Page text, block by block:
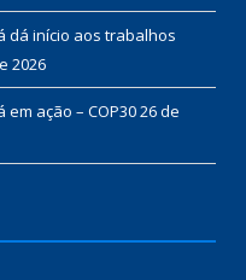
dá início aos trabalhos
2026
ação – COP3026 de